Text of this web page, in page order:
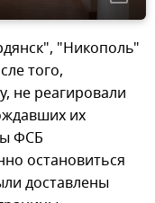
"Никополь"
того,
не реагировали
их
ФСБ
остановиться
доставлены